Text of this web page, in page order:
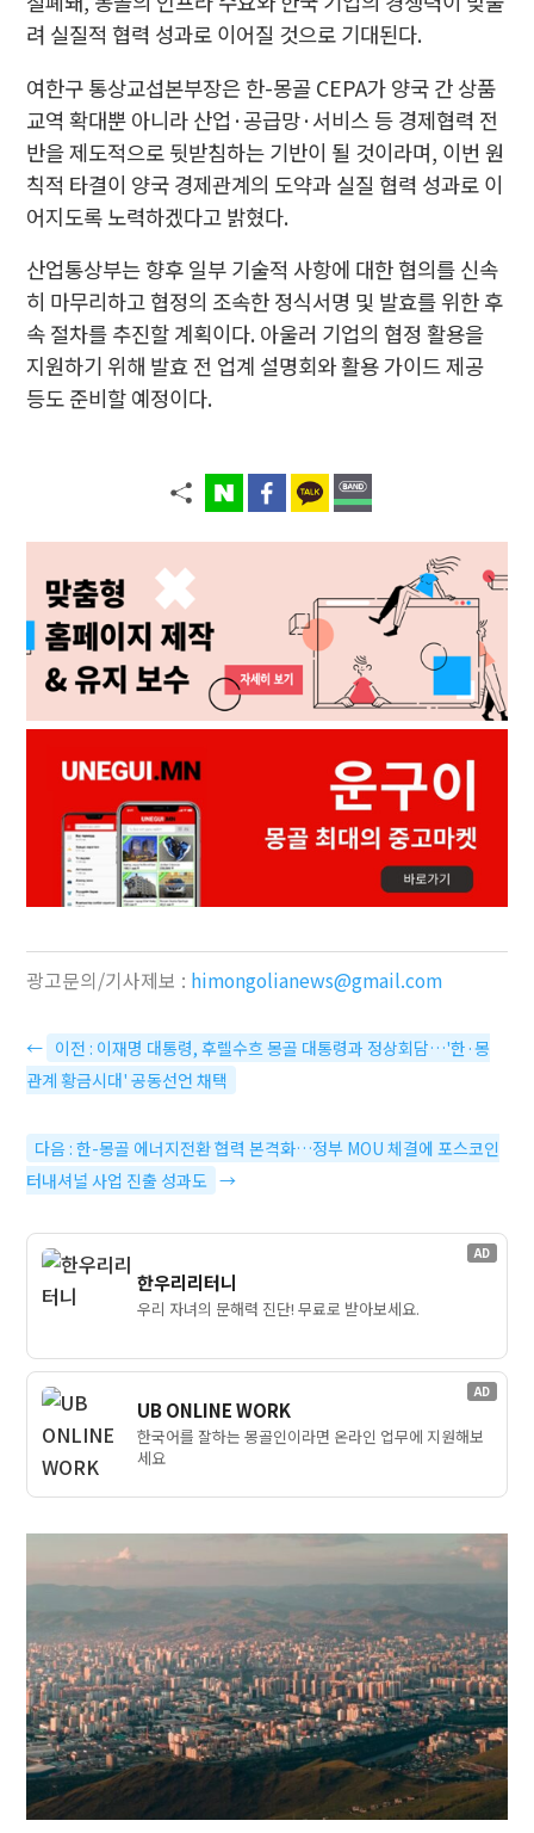
려 실질적 협력 성과로 이어질 것으로 기대된다.
여한구 통상교섭본부장은 한-몽골 CEPA가 양국 간 상품
교역 확대뿐 아니라 산업·공급망·서비스 등 경제협력 전
반을 제도적으로 뒷받침하는 기반이 될 것이라며, 이번 원
칙적 타결이 양국 경제관계의 도약과 실질 협력 성과로 이
어지도록 노력하겠다고 밝혔다.
산업통상부는 향후 일부 기술적 사항에 대한 협의를 신속
히 마무리하고 협정의 조속한 정식서명 및 발효를 위한 후
속 절차를 추진할 계획이다. 아울러 기업의 협정 활용을
지원하기 위해 발효 전 업계 설명회와 활용 가이드 제공
등도 준비할 예정이다.
광고문의/기사제보 : himongolianews@gmail.com
← 이전 : 이재명 대통령, 후렐수흐 몽골 대통령과 정상회담…'한·몽
관계 황금시대' 공동선언 채택
다음 : 한-몽골 에너지전환 협력 본격화…정부 MOU 체결에 포스코인
터내셔널 사업 진출 성과도 →
AD
한우리리터니
우리 자녀의 문해력 진단! 무료로 받아보세요.
AD
UB ONLINE WORK
한국어를 잘하는 몽골인이라면 온라인 업무에 지원해보
세요